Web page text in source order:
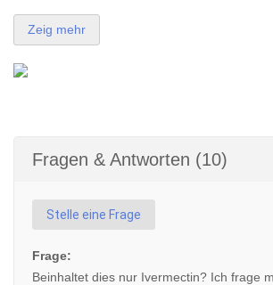
Zeig mehr
Fragen & Antworten (10)
Stelle eine Frage
Frage:
Beinhaltet dies nur Ivermectin? Ich frage